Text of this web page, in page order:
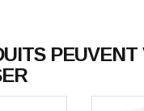
PEUVENT